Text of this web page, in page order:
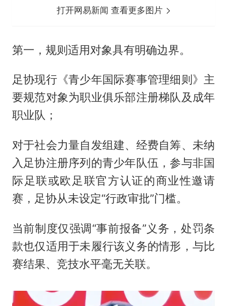
打开网易新闻 查看更多图片
第一，规则适用对象具有明确边界。
足协现行《青少年国际赛事管理细则》主
要规范对象为职业俱乐部注册梯队及成年
职业队；
对于社会力量自发组建、经费自筹、未纳
入足协注册序列的青少年队伍，参与非国
际足联或欧足联官方认证的商业性邀请
赛，足协从未设定“行政审批”门槛。
当前制度仅强调“事前报备”义务，处罚条
款也仅适用于未履行该义务的情形，与比
赛结果、竞技水平毫无关联。